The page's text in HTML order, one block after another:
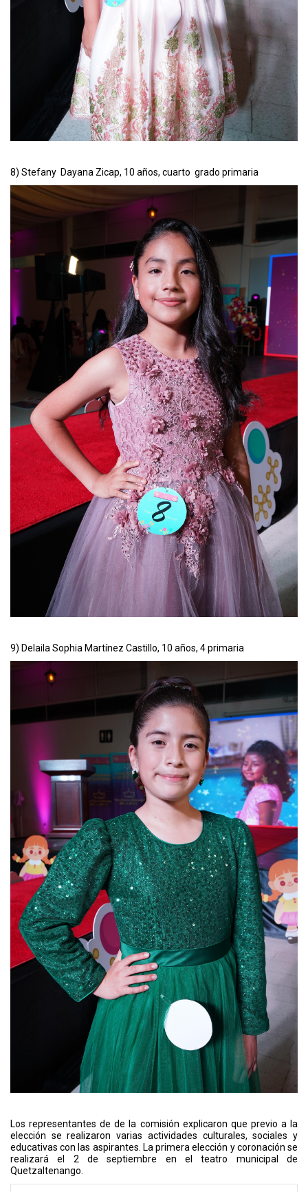
8) Stefany Dayana Zicap, 10 años, cuarto grado primaria
9) Delaila Sophia Martínez Castillo, 10 años, 4 primaria
Los representantes de de la comisión explicaron que previo a la
elección se realizaron varias actividades culturales, sociales y
educativas con las aspirantes. La primera elección y coronación se
realizará el 2 de septiembre en el teatro municipal de
Quetzaltenango.